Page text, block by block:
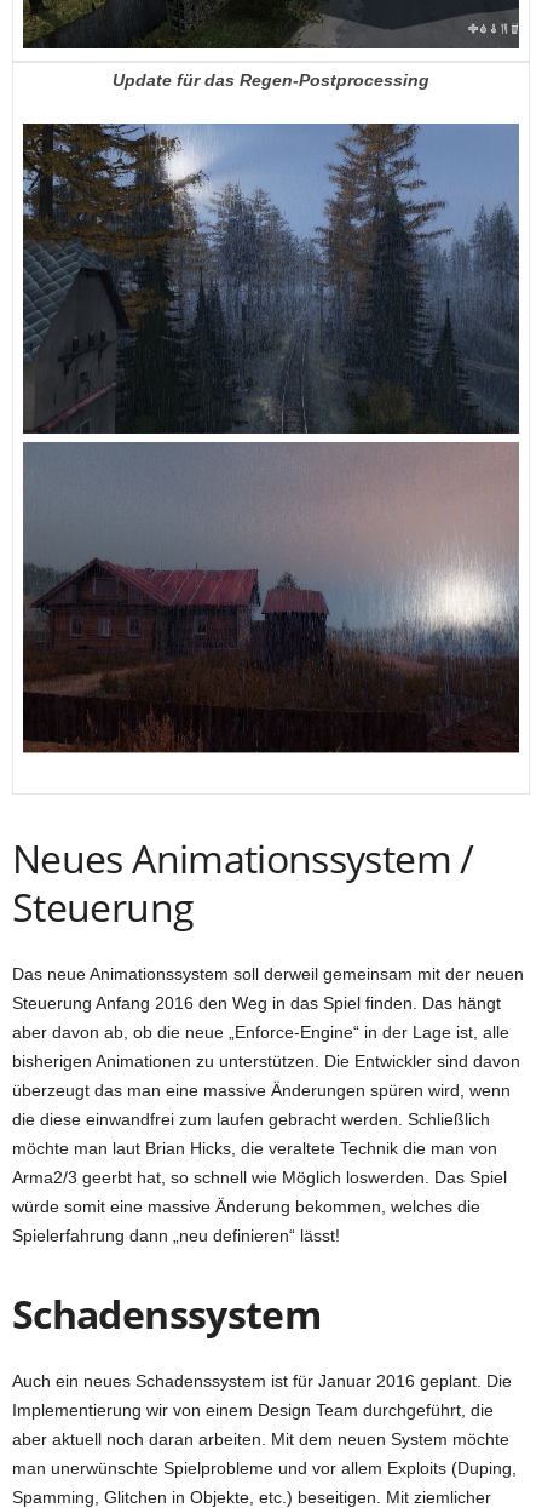
Update für das Regen-Postprocessing
Neues Animationssystem /
Steuerung
Das neue Animationssystem soll derweil gemeinsam mit der neuen
Steuerung Anfang 2016 den Weg in das Spiel finden. Das hängt
aber davon ab, ob die neue „Enforce-Engine“ in der Lage ist, alle
bisherigen Animationen zu unterstützen. Die Entwickler sind davon
überzeugt das man eine massive Änderungen spüren wird, wenn
die diese einwandfrei zum laufen gebracht werden. Schließlich
möchte man laut Brian Hicks, die veraltete Technik die man von
Arma2/3 geerbt hat, so schnell wie Möglich loswerden. Das Spiel
würde somit eine massive Änderung bekommen, welches die
Spielerfahrung dann „neu definieren“ lässt!
Schadenssystem
Auch ein neues Schadenssystem ist für Januar 2016 geplant. Die
Implementierung wir von einem Design Team durchgeführt, die
aber aktuell noch daran arbeiten. Mit dem neuen System möchte
man unerwünschte Spielprobleme und vor allem Exploits (Duping,
Spamming, Glitchen in Objekte, etc.) beseitigen. Mit ziemlicher